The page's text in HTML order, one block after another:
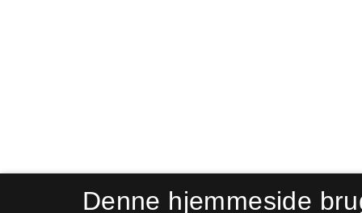
Denne hjemmeside